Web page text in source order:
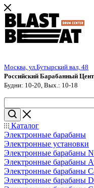
Москва, ул.Бутырский вал, 48
Российский Барабанный
Будни: 10-20, Вых.: 10-18
Каталог
Электронные барабаны
Электронные установки
Электронные барабаны
Электронные барабаны
Электронные барабаны
Электронные барабаны